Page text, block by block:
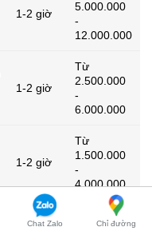
1-2 giờ
5.000.000
-
12.000.000
1-2 giờ
Từ
2.500.000
-
6.000.000
1-2 giờ
Từ
1.500.000
-
4.000.000
2.000.000
Chat Zalo Chỉ đường